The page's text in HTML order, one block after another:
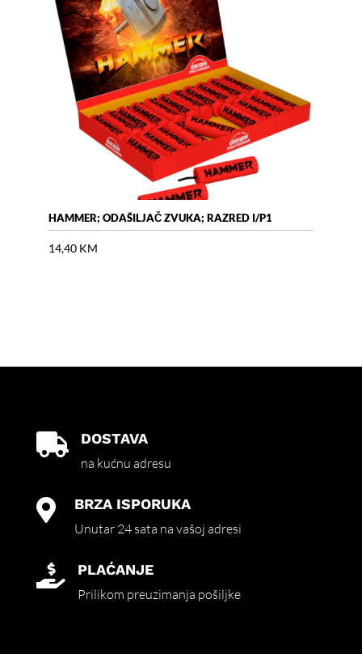
HAMMER; ODAŠILJAČ ZVUKA; RAZRED I/P1
14,40 KM
 DOSTAVA
na kućnu adresu
 BRZA ISPORUKA
Unutar 24 sata na vašoj adresi
 PLAĆANJE
Prilikom preuzimanja pošiljke